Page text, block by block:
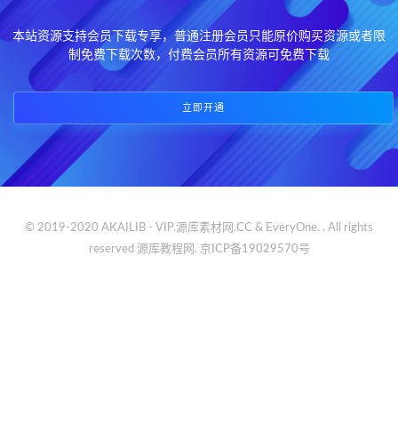
本站资源支持会员下载专享，普通注册会员只能原价购买资源或者限
制免费下载次数，付费会员所有资源可免费下载
立即开通
© 2019-2020 AKAILIB - VIP.源库素材网.CC & EveryOne. . All rights
reserved 源库教程网. 京ICP备19029570号